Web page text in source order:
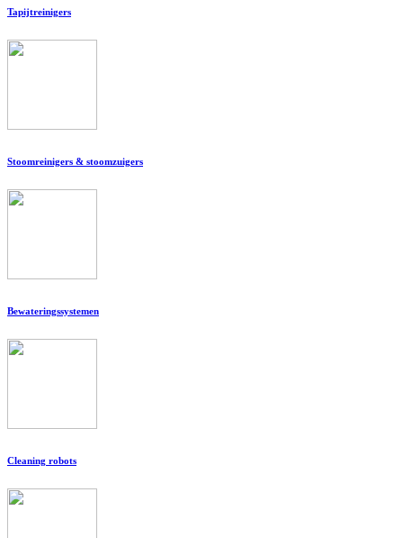
Tapijtreinigers
Stoomreinigers & stoomzuigers
Bewateringssystemen
Cleaning robots